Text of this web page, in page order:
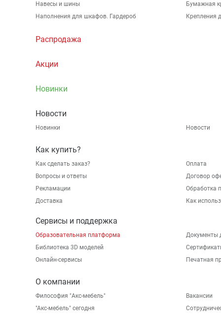
Навесы и шины
Наполнения для шкафов. Гардероб
Бумажная
Крепления
Распродажа
Акции
Новинки
Новости
Новинки Новости
Как купить?
Как сделать заказ?
Вопросы и ответы
Рекламации
Доставка
Оплата
Договор
Обработка
Как
Сервисы и поддержка
Образовательная платформа
Библиотека 3D моделей
Онлайн-сервисы
Документы
Печатная
О компании
Философия "Акс-мебель"
"Aкс-мебель" сегодня
Вакансии